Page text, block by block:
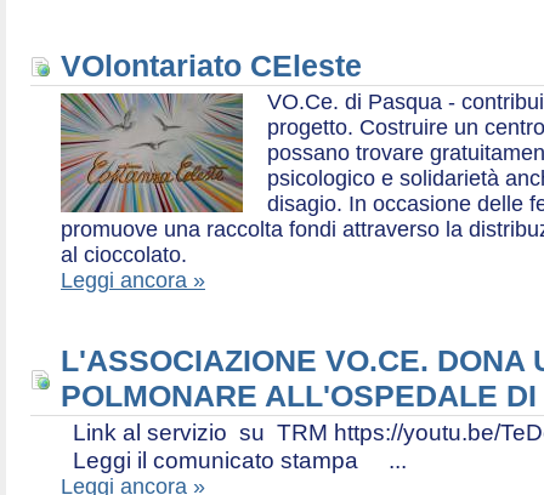
VOlontariato CEleste
VO.Ce. di Pasqua -
progetto. Costruire un
possano trovare
psicologico e solidarietà
disagio. In occasione delle
promuove una raccolta fondi attraverso la
al cioccolato.
Leggi ancora »
L'ASSOCIAZIONE VO.CE. DONA
POLMONARE ALL'OSPEDALE
Link al servizio su TRM https://youtu.be/
Leggi il comunicato stampa ...
Leggi ancora »